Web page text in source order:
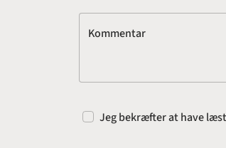
Kommentar
Jeg bekræfter at have